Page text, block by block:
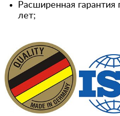
Расширенная
лет;